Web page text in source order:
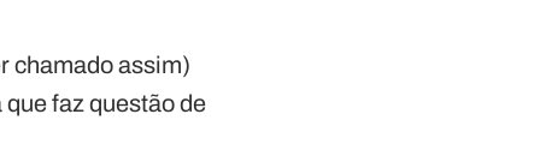
chamado assim)
faz questão de